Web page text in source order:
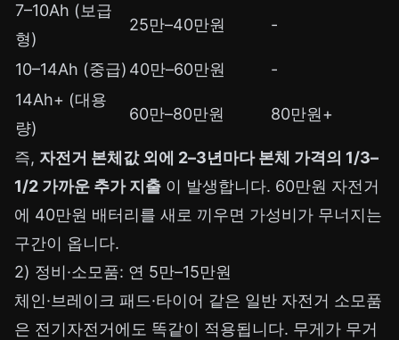
7–10Ah (보급
형)
25만–40만원 -
10–14Ah (중급) 40만–60만원
-
14Ah+ (대용
량)
60만–80만원 80만원+
즉, 자전거 본체값 외에 2–3년마다 본체 가격의 1/3–
1/2 가까운 추가 지출 이 발생합니다. 60만원 자전거
에 40만원 배터리를 새로 끼우면 가성비가 무너지는
구간이 옵니다.
2) 정비·소모품: 연 5만–15만원
체인·브레이크 패드·타이어 같은 일반 자전거 소모품
은 전기자전거에도 똑같이 적용됩니다. 무게가 무거